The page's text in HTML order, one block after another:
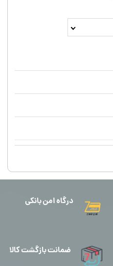
درگاه امن بانکی
ضمانت بازگشت کالا